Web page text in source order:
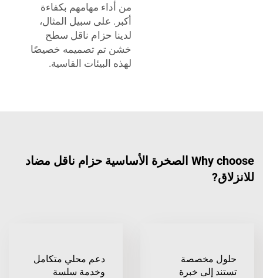
من أداء مهامهم بكفاءة
أكبر. على سبيل المثال،
لدينا حزام ناقل سطح
خشن تم تصميمه خصيصًا
لهذه البيئات القاسية.
Why choose الصخرة الأساسية حزام ناقل مضاد
للانزلاق?
حلول مخصصة
تستند إلى خبرة
دعم محلي متكامل
وخدمة سلسة